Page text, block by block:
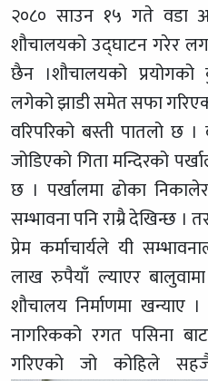
२०८० साउन १५ गते वडा
शौचालयको उद्घाटन गरेर
छैन ।शौचालयको
लगेको झाडी समेत सफा
वरिपरिको बस्ती पातलो छ ।
जोडिएको गिता मन्दिरको
छ । पर्खालमा ढोका
सम्भावना पनि राम्रै देखिन्छ ।
प्रेम कर्माचार्यले यी
लाख रुपैयाँ ल्याएर
शौचालय निर्माणमा
नागरिकको रगत पसिना
गरिएको जो कोहिले